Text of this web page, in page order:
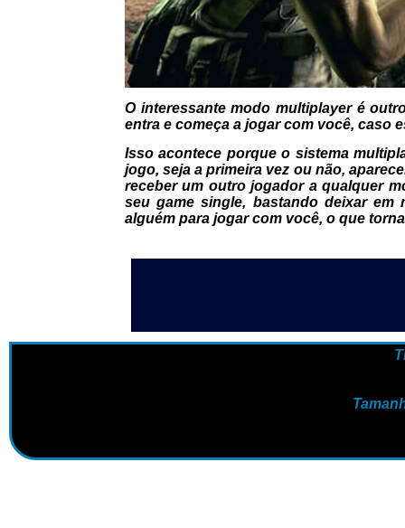
O interessante modo multiplayer é
entra e começa a jogar com você, caso
Isso acontece porque o sistema
jogo, seja a primeira vez ou não,
receber um outro jogador a qualquer
seu game single, bastando deixar em
alguém para jogar com você, o que